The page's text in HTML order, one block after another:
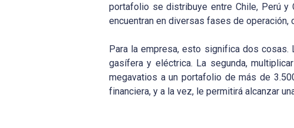
portafolio se distribuye entre Chile, Perú
encuentran en diversas fases de operación,
Para la empresa, esto significa dos cosas.
gasífera y eléctrica. La segunda,
megavatios a un portafolio de más de
financiera, y a la vez, le permitirá alcanzar